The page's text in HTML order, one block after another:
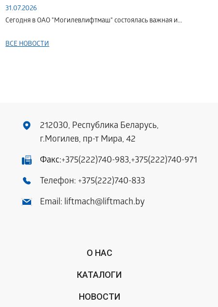
31.07.2026
Сегодня в ОАО "Могилевлифтмаш" состоялась важная и...
ВСЕ НОВОСТИ
212030, Республика Беларусь,
г.Могилев, пр-т Мира, 42
Факс:+375(222)740-983,+375(222)740-971
Телефон: +375(222)740-833
Email: liftmach@liftmach.by
О НАС
КАТАЛОГИ
НОВОСТИ